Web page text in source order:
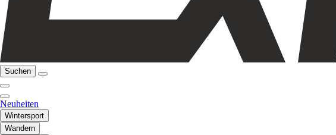
Suchen
Neuheiten
Wintersport
Wandern